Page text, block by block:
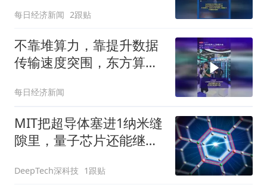
每日经济新闻 2跟贴
不靠堆算力，靠提升数据
传输速度突围，东方算芯
奖项
每日经济新闻
MIT把超导体塞进1纳米缝
隙里，量子芯片还能继续
DeepTech深科技 1跟贴